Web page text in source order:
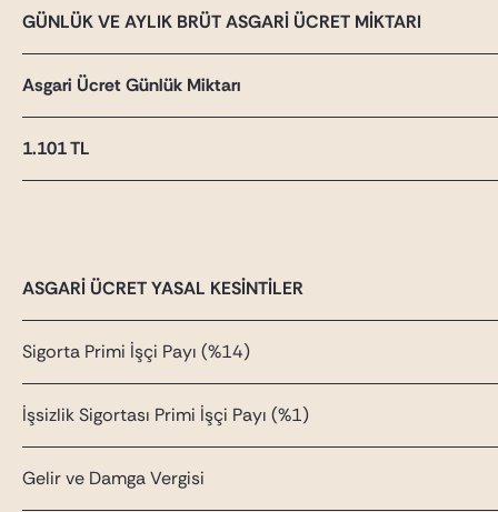
GÜNLÜK VE AYLIK BRÜT ASGARİ ÜCRET MİKTARI
Asgari Ücret Günlük Miktarı
1.101 TL
ASGARİ ÜCRET YASAL KESİNTİLER
Sigorta Primi İşçi Payı (%14)
İşsizlik Sigortası Primi İşçi Payı (%1)
Gelir ve Damga Vergisi